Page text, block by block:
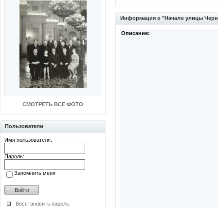
СМОТРЕТЬ ВСЕ ФОТО
Пользователи
Имя пользователя:
Пароль:
Запомнить меня
Восстановить пароль
Информация о "Начало улицы
Описание: